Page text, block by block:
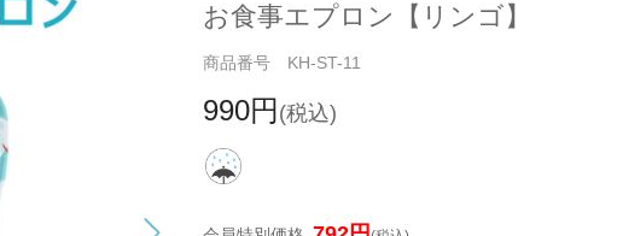
お食事エプロン【リンゴ】
商品番号 KH-ST-11
990円 (税込)